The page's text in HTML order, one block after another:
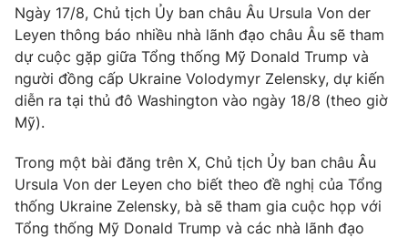
cấp ngày 29/12/2023
Tổng Biên tập: Vũ Thanh Thủy
Phó Tổng Biên tập:Nguyễn Thị Mỹ Hạnh, Phạm Quốc Thắng,
Nguyễn Trọng Ninh
Tổng đài VTV:024.38 355 931 - 024.38 355 932
Ðiện thoại Thời báo VTV:
Email:
toasoan@vtv.vn
Liên hệ quảng cáo:024-7300.7108
Ngày 17/8, Chủ tịch Ủy ban châu Âu Ursula Von der
Leyen thông báo nhiều nhà lãnh đạo châu Âu sẽ tham
dự cuộc gặp giữa Tổng thống Mỹ Donald Trump và
người đồng cấp Ukraine Volodymyr Zelensky, dự kiến
diễn ra tại thủ đô Washington vào ngày 18/8 (theo giờ
Mỹ).
Trong một bài đăng trên X, Chủ tịch Ủy ban châu Âu
Ursula Von der Leyen cho biết theo đề nghị của Tổng
thống Ukraine Zelensky, bà sẽ tham gia cuộc họp với
Tổng thống Mỹ Donald Trump và các nhà lãnh đạo